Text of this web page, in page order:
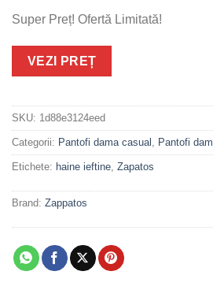
Super Preț! Ofertă Limitată!
VEZI PREȚ
SKU: 1d88e3124eed
Categorii: Pantofi dama casual Pantofi
Etichete: haine ieftine Zapatos
Brand: Zappatos